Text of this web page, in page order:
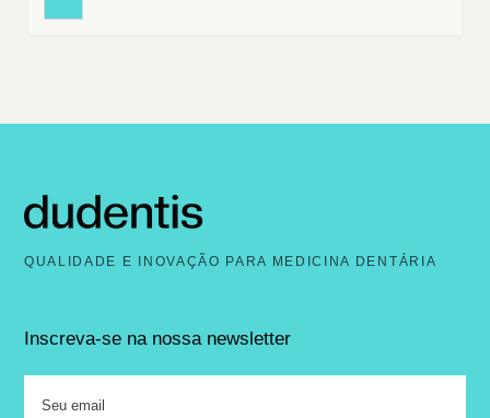
QUALIDADE E INOVAÇÃO PARA MEDICINA DENTÁRIA
Inscreva-se na nossa newsletter